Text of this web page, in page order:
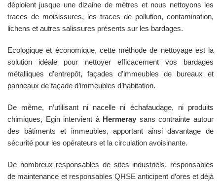
déploient jusque une dizaine de mètres et nous nettoyons les
traces de moisissures, les traces de pollution, contamination,
lichens et autres salissures présents sur les bardages.
Ecologique et économique, cette méthode de nettoyage est la
solution idéale pour nettoyer efficacement vos bardages
métalliques d’entrepôt, façades d’immeubles de bureaux et
panneaux de façade d’immeubles d’habitation.
De même, n’utilisant ni nacelle ni échafaudage, ni produits
chimiques, Egin intervient à Hermeray sans contrainte autour
des bâtiments et immeubles, apportant ainsi davantage de
sécurité pour les opérateurs et la circulation avoisinante.
De nombreux responsables de sites industriels, responsables
de maintenance et responsables QHSE anticipent d’ores et déjà